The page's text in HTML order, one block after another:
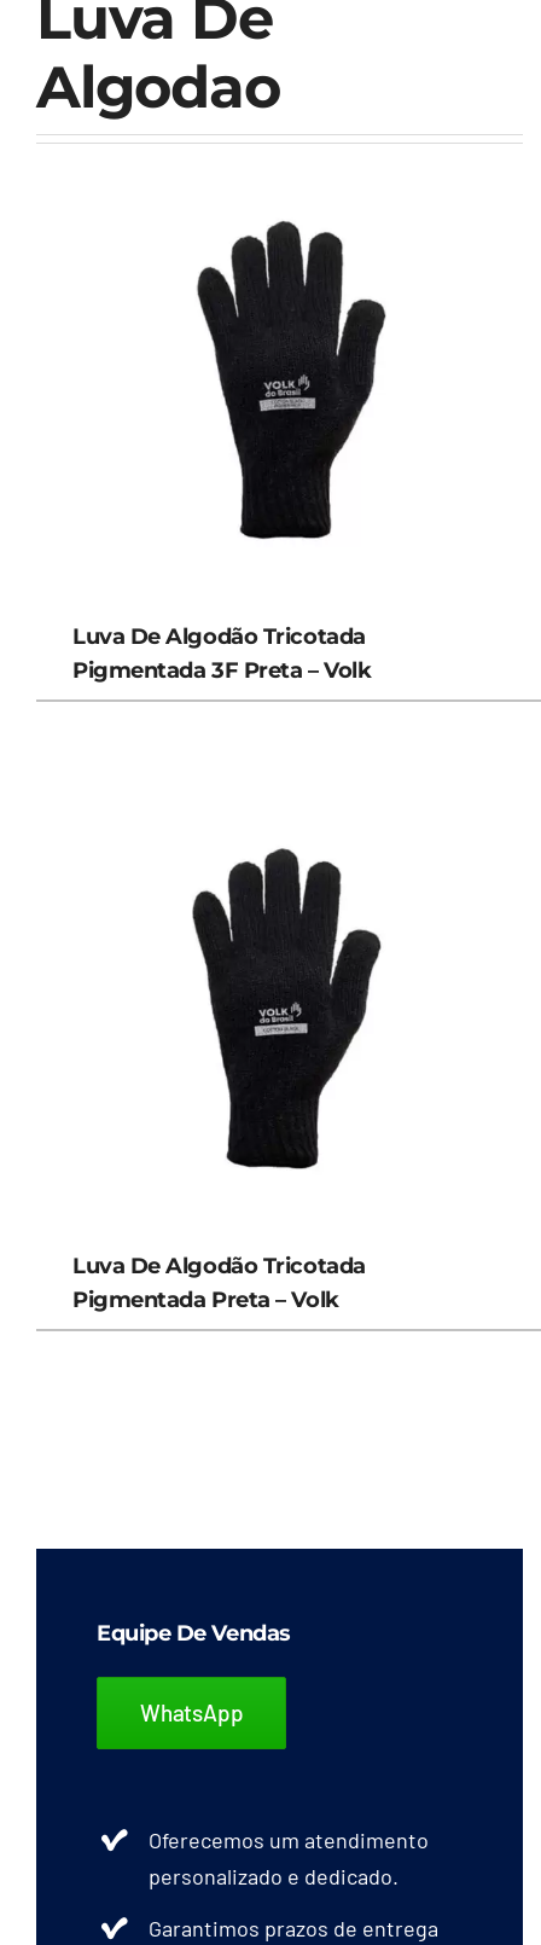
Luva De
Algodao
Luva De Algodão Tricotada
Pigmentada 3F Preta – Volk
Luva De Algodão Tricotada
Pigmentada Preta – Volk
Equipe De Vendas
WhatsApp
Oferecemos um atendimento
personalizado e dedicado.
Garantimos prazos de entrega